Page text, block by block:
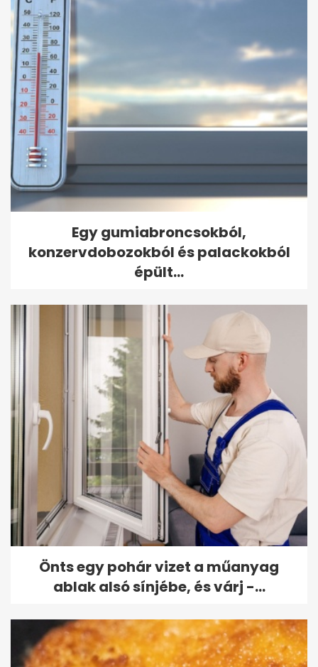
Egy gumiabroncsokból,
konzervdobozokból és palackokból
épült...
Önts egy pohár vizet a műanyag
ablak alsó sínjébe, és várj -...